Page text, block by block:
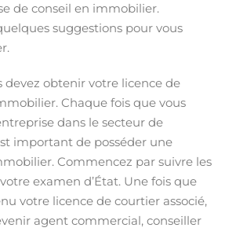
de conseil en immobilier.
suggestions pour vous
devez obtenir votre licence de
Chaque fois que vous
dans le secteur de
important de posséder une
Commencez par suivre les
examen d’État. Une fois que
votre licence de courtier associé,
agent commercial, conseiller